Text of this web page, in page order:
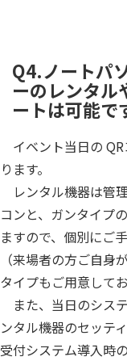
Q4.ノートパ
ーのレンタル
ートは可能で
イベント当日の
ります。
レンタル機器は管
コンと、ガンタイプ
ますので、個別にご
（来場者の方ご自
タイプもご用意してお
また、当日のシス
ンタル機器のセッテ
受付システム導入時